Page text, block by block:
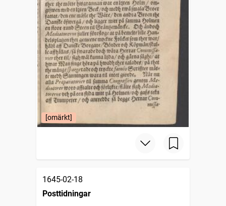
[omärkt]
1645-02-18
Posttidningar